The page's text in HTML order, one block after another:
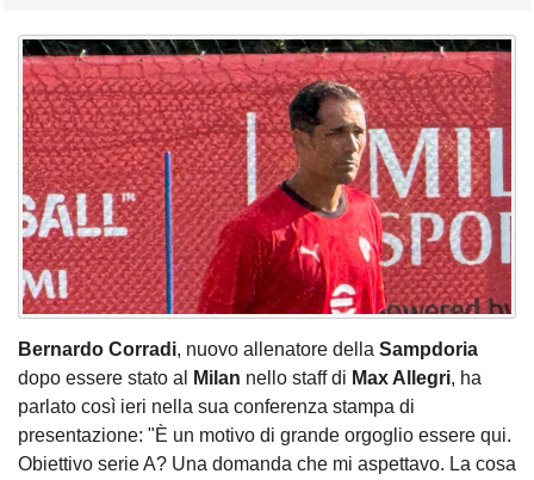
Bernardo Corradi, nuovo allenatore della Sampdoria
dopo essere stato al
Milan nello staff di Max Allegri, ha
parlato così ieri nella sua conferenza stampa di
presentazione: "È un motivo di grande orgoglio essere qui.
Obiettivo serie A? Una domanda che mi aspettavo. La cosa